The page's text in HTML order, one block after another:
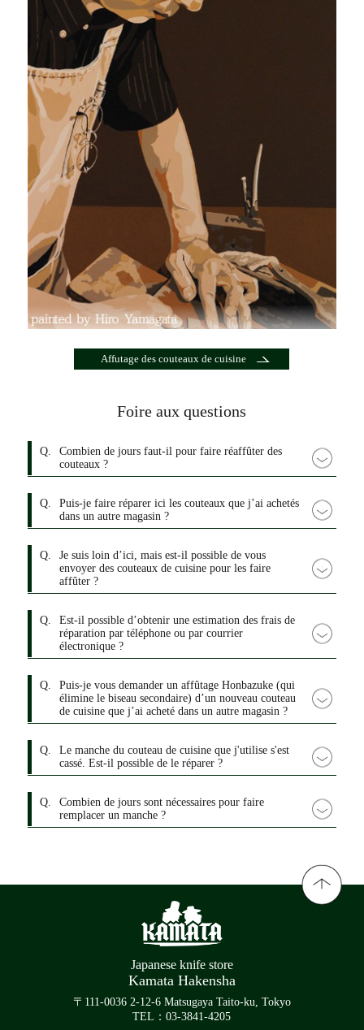
Affutage des couteaux de cuisine
Foire aux questions
Q.
Combien de jours faut-il pour faire réaffûter des
couteaux ?
Q.
Puis-je faire réparer ici les couteaux que j’ai achetés
dans un autre magasin ?
Q.
Je suis loin d’ici, mais est-il possible de vous
envoyer des couteaux de cuisine pour les faire
affûter ?
Q.
Est-il possible d’obtenir une estimation des frais de
réparation par téléphone ou par courrier
électronique ?
Q.
Puis-je vous demander un affûtage Honbazuke (qui
élimine le biseau secondaire) d’un nouveau couteau
de cuisine que j’ai acheté dans un autre magasin ?
Q.
Le manche du couteau de cuisine que j'utilise s'est
cassé. Est-il possible de le réparer ?
Q.
Combien de jours sont nécessaires pour faire
remplacer un manche ?
Japanese knife store
Kamata Hakensha
〒111-0036 2-12-6 Matsugaya Taito-ku, Tokyo
TEL：03-3841-4205